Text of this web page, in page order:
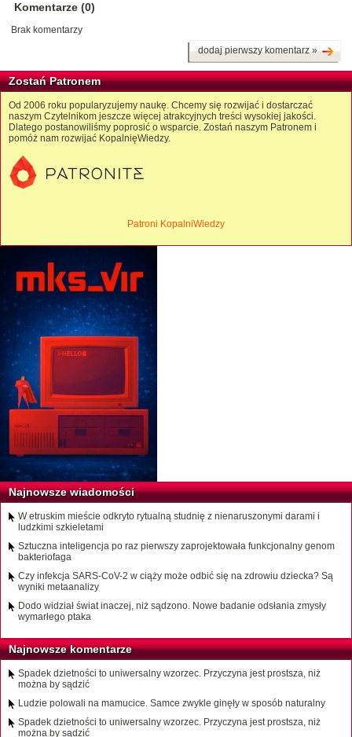
Komentarze (0)
Brak komentarzy
dodaj pierwszy komentarz »
Zostań Patronem
Od 2006 roku popularyzujemy naukę. Chcemy się rozwijać i dostarczać
naszym Czytelnikom jeszcze więcej atrakcyjnych treści wysokiej jakości.
Dlatego postanowiliśmy poprosić o wsparcie. Zostań naszym Patronem i
pomóż nam rozwijać KopalnięWiedzy.
Patroni KopalniWiedzy
Najnowsze wiadomości
W etruskim mieście odkryto rytualną studnię z nienaruszonymi darami i
ludzkimi szkieletami
Sztuczna inteligencja po raz pierwszy zaprojektowała funkcjonalny genom
bakteriofaga
Czy infekcja SARS-CoV-2 w ciąży może odbić się na zdrowiu dziecka? Są
wyniki metaanalizy
Dodo widział świat inaczej, niż sądzono. Nowe badanie odsłania zmysły
wymarłego ptaka
Najnowsze komentarze
Spadek dzietności to uniwersalny wzorzec. Przyczyna jest prostsza, niż
można by sądzić
Ludzie polowali na mamucice. Samce zwykle ginęły w sposób naturalny
Spadek dzietności to uniwersalny wzorzec. Przyczyna jest prostsza, niż
można by sądzić